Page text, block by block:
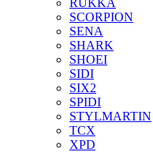
RUKKA
SCORPION
SENA
SHARK
SHOEI
SIDI
SIX2
SPIDI
STYLMARTIN
TCX
XPD